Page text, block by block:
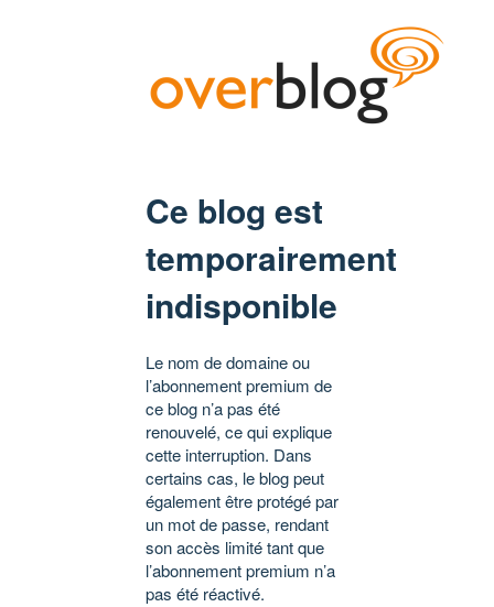
Ce blog est
temporairement
indisponible
Le nom de domaine ou
l’abonnement premium de
ce blog n’a pas été
renouvelé, ce qui explique
cette interruption. Dans
certains cas, le blog peut
également être protégé par
un mot de passe, rendant
son accès limité tant que
l’abonnement premium n’a
pas été réactivé.